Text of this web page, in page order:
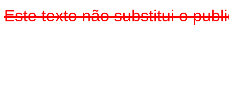
Este texto não substitui o